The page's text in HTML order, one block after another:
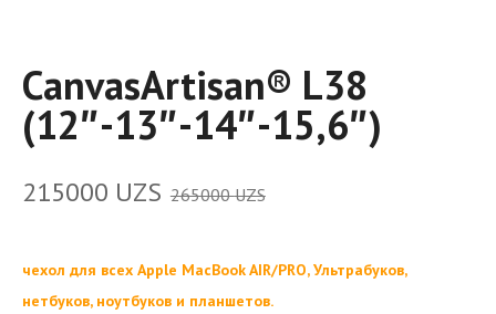
CanvasArtisan®️ L38
(12″-13″-14″-15,6″)
265000UZS
215000 UZS
чехол для всех Apple MacBook AIR/PRO, Ультрабуков,
нетбуков, ноутбуков и планшетов.